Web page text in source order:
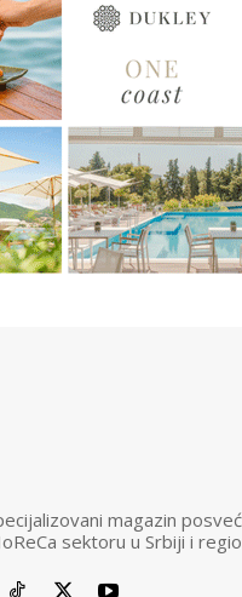
magazin
sektoru u Srbiji i